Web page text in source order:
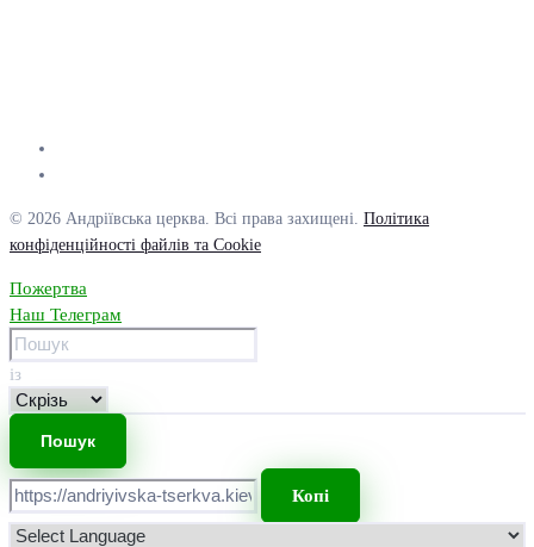
© 2026 Андріївська церква. Всі права захищені. Політика
конфіденційності файлів та Cookie
Пожертва
Наш Телеграм
із
Копі